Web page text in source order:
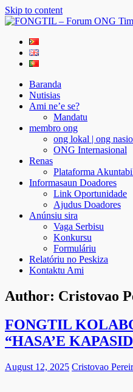
Skip to content
FONGTIL – Forum ONG Timor
Just another WordPress site
Baranda
Nutisias
Ami ne’e se?
Mandatu
membro ong
ong lokal | ong
ONG Internasional
Renas
Plataforma
Informasaun Doadores
Link Oportunidade
Ajudus Doadores
Anúnsiu sira
Vaga Serbisu
Konkursu
Formuláriu
Relatóriu no Peskiza
Kontaktu Ami
Author: Cristovao
FONGTIL
“HASA’E
August 12, 2025 Cristovao